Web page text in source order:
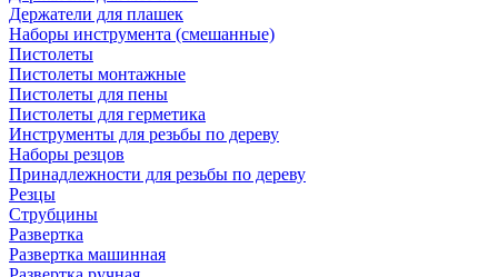
Держатели для плашек
Наборы инструмента (смешанные)
Пистолеты
Пистолеты монтажные
Пистолеты для пены
Пистолеты для герметика
Инструменты для резьбы по дереву
Наборы резцов
Принадлежности для резьбы по дереву
Резцы
Струбцины
Развертка
Развертка машинная